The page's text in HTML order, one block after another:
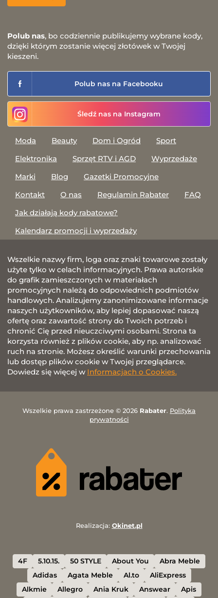
Polub nas, bo codziennie publikujemy wybrane kody,
dzięki którym zostanie więcej złotówek w Twojej
kieszeni.
Polub nas na Facebooku
Śledź nas na Instagram
Moda Beauty Dom i Ogród
Sport
Elektronika
Sprzęt RTV i AGD
Wyprzedaże
Marki
Blog
Gazetki Promocyjne
Kontakt
O nas Regulamin Rabater
FAQ
Jak działają kody rabatowe?
Kalendarz promocji i wyprzedaży
Wszelkie nazwy firm, loga oraz znaki towarowe zostały
użyte tylko w celach informacyjnych. Prawa autorskie
do grafik zamieszczonych w materiałach
promocyjnych należą do odpowiednich podmiotów
handlowych. Analizujemy zanonimizowane informacje
naszych użytkowników, aby lepiej dopasować naszą
ofertę oraz zawartość strony do Twoich potrzeb i
chronić Cię przed nieuczciwymi osobami. Strona ta
korzysta również z plików cookie, aby np. analizować
ruch na stronie. Możesz określić warunki przechowania
lub dostęp plików cookie w Twojej przeglądarce.
Dowiedz się więcej w Informacjach o Cookies.
Wszelkie prawa zastrzeżone © 2026 Rabater. Polityka
prywatności
Realizacja: Okinet.pl
4F 5.10.15. 50 STYLE About You
Abra Meble
Adidas
Agata Meble Al.to
AliExpress
Alkmie
Allegro Ania Kruk Answear Apis